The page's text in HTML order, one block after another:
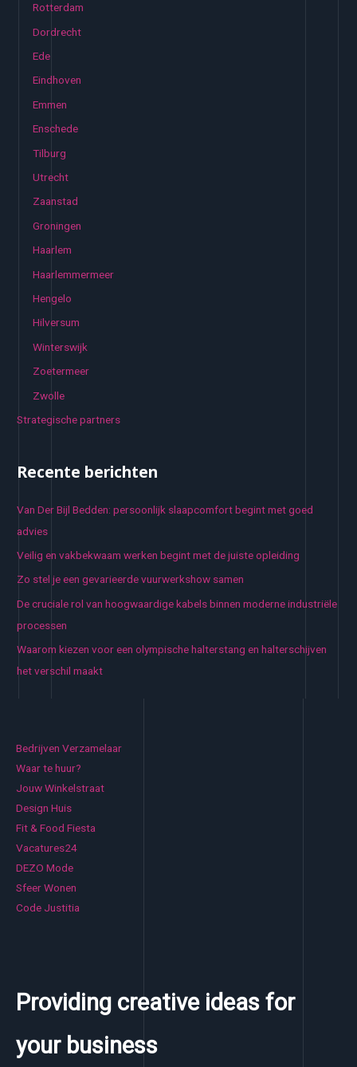
Rotterdam
Dordrecht
Ede
Eindhoven
Emmen
Enschede
Tilburg
Utrecht
Zaanstad
Groningen
Haarlem
Haarlemmermeer
Hengelo
Hilversum
Winterswijk
Zoetermeer
Zwolle
Strategische partners
Recente berichten
Van Der Bijl Bedden: persoonlijk slaapcomfort begint met goed
advies
Veilig en vakbekwaam werken begint met de juiste opleiding
Zo stel je een gevarieerde vuurwerkshow samen
De cruciale rol van hoogwaardige kabels binnen moderne industriële
processen
Waarom kiezen voor een olympische halterstang en halterschijven
het verschil maakt
Bedrijven Verzamelaar
Waar te huur?
Jouw Winkelstraat
Design Huis
Fit & Food Fiesta
Vacatures24
DEZO Mode
Sfeer Wonen
Code Justitia
Providing creative ideas for
your business